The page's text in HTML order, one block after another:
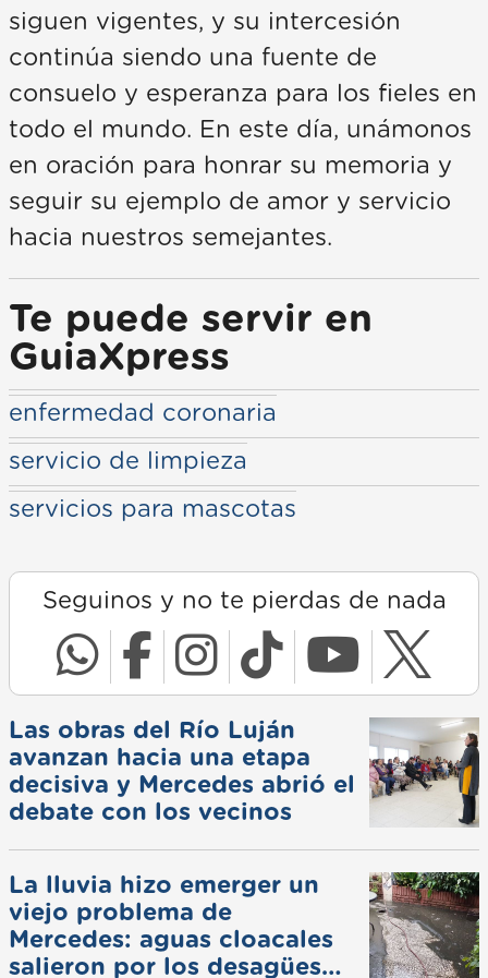
siguen vigentes, y su intercesión
continúa siendo una fuente de
consuelo y esperanza para los fieles en
todo el mundo. En este día, unámonos
en oración para honrar su memoria y
seguir su ejemplo de amor y servicio
hacia nuestros semejantes.
Te puede servir en
GuiaXpress
enfermedad coronaria
servicio de limpieza
servicios para mascotas
Seguinos y no te pierdas de nada
Las obras del Río Luján
avanzan hacia una etapa
decisiva y Mercedes abrió el
debate con los vecinos
La lluvia hizo emerger un
viejo problema de
Mercedes: aguas cloacales
salieron por los desagües